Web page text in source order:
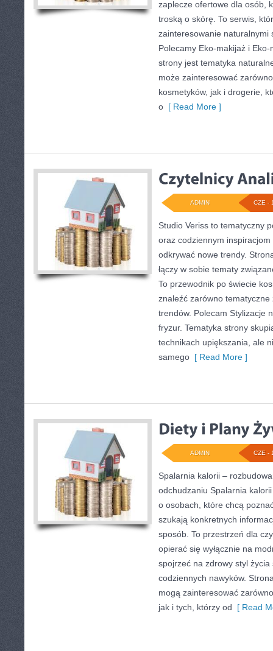
zaplecze ofertowe dla osób,
troską o skórę. To serwis,
zainteresowanie naturalnymi
Polecamy Eko-makijaż i
strony jest tematyka
może zainteresować
kosmetyków, jak i drogerie,
o [ Read More ]
CZE -
ADMIN
Studio Veriss to tematyczny
oraz codziennym
odkrywać nowe trendy.
łączy w sobie tematy
To przewodnik po świecie
znaleźć zarówno
trendów. Polecam Stylizacje
fryzur. Tematyka strony
technikach upiększania, ale
samego [ Read More ]
CZE -
ADMIN
Spalarnia kalorii –
odchudzaniu Spalarnia
o osobach, które chcą
szukają konkretnych
sposób. To przestrzeń dla
opierać się wyłącznie na
spojrzeć na zdrowy styl
codziennych nawyków.
mogą zainteresować
jak i tych, którzy od [ Read